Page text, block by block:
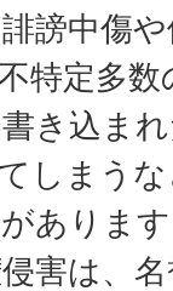
謗中傷
特定多
き込ま
しまう
ありま
害は、